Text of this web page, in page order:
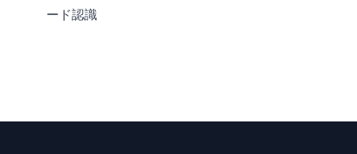
ード認識